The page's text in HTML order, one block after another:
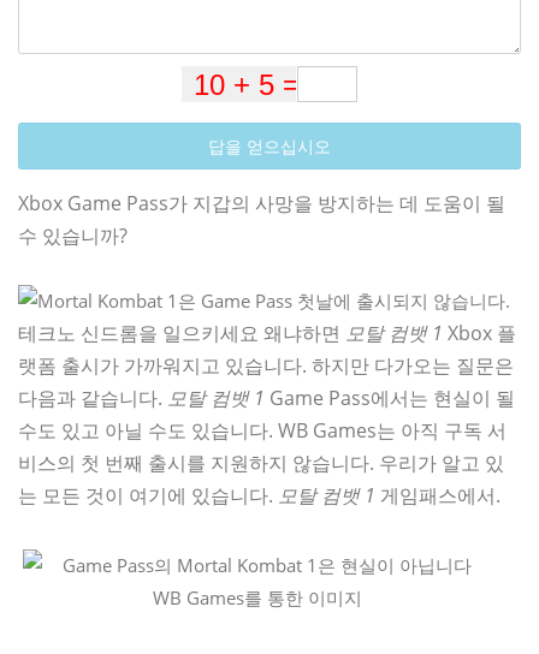
답을 얻으십시오
Xbox Game Pass가 지갑의 사망을 방지하는 데 도움이 될
수 있습니까?
테크노 신드롬을 일으키세요 왜냐하면 모탈 컴뱃 1 Xbox 플
랫폼 출시가 가까워지고 있습니다. 하지만 다가오는 질문은
다음과 같습니다. 모탈 컴뱃 1 Game Pass에서는 현실이 될
수도 있고 아닐 수도 있습니다. WB Games는 아직 구독 서
비스의 첫 번째 출시를 지원하지 않습니다. 우리가 알고 있
는 모든 것이 여기에 있습니다. 모탈 컴뱃 1 게임패스에서.
WB Games를 통한 이미지